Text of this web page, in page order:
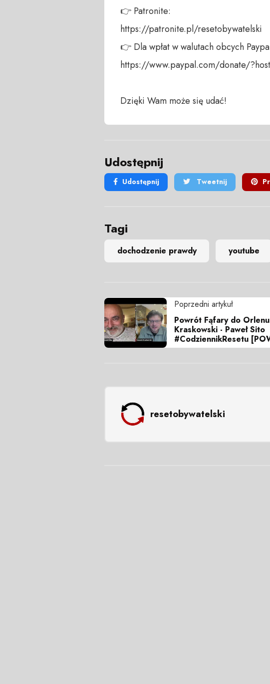
👉 Patronite:
https://patronite.pl/resetobywatelski
👉 Dla wpłat w walutach obcych
https://www.paypal.com/donate/
Dzięki Wam może się udać!
Udostępnij
Udostępnij Tweetnij
Tagi
dochodzenie prawdy youtube
Poprzedni artykuł
Powrót Fąfary do
Kraskowski - Paweł Sito
#CodziennikResetu
resetobywatelski